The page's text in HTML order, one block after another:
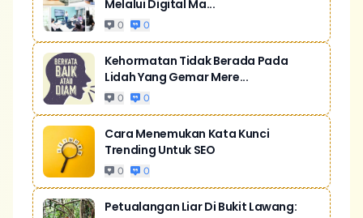
Melalui Digital Ma...
0 0
Kehormatan Tidak Berada Pada
Lidah Yang Gemar Mere...
0 0
Cara Menemukan Kata Kunci
Trending Untuk SEO
0 0
Petualangan Liar Di Bukit Lawang: